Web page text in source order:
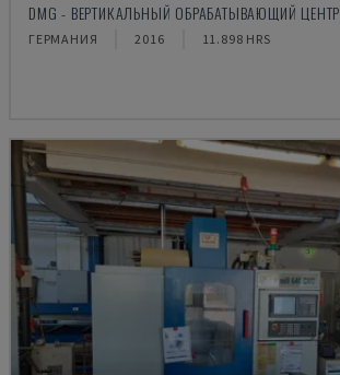
DMG - ВЕРТИКАЛЬНЫЙ ОБРАБАТЫВАЮЩИЙ ЦЕНТР
ГЕРМАНИЯ 2016 11.898 HRS